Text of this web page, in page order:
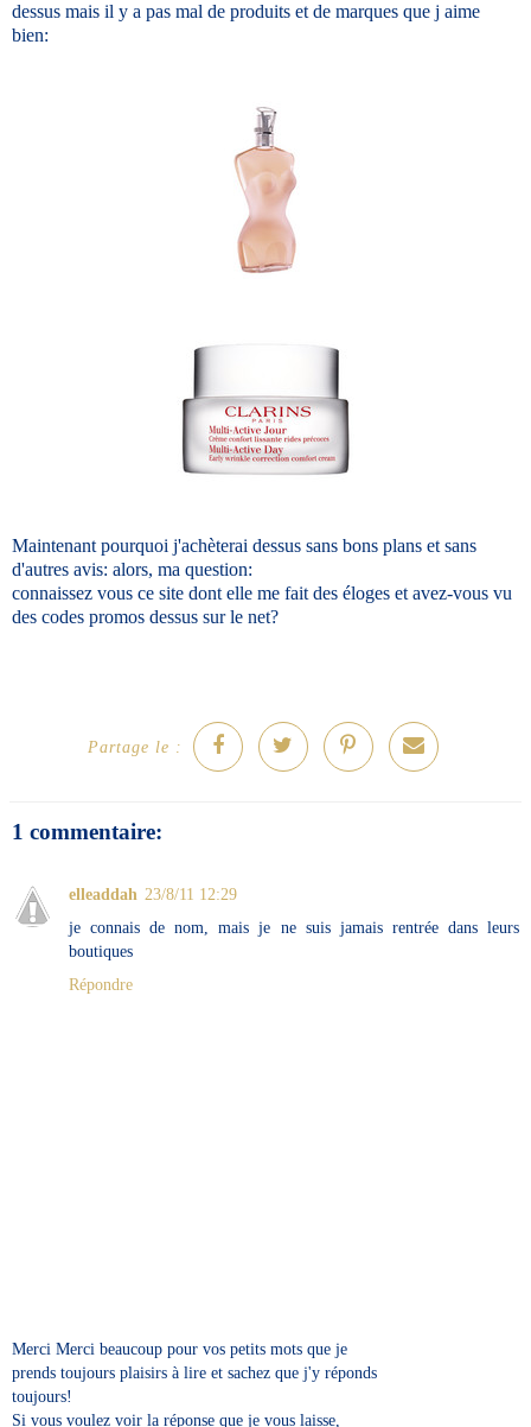
dessus mais il y a pas mal de produits et de marques que j aime
bien:
Maintenant pourquoi j'achèterai dessus sans bons plans et sans
d'autres avis: alors, ma question:
connaissez vous ce site dont elle me fait des éloges et avez-vous vu
des codes promos dessus sur le net?
Partage le :
1 commentaire:
elleaddah 23/8/11 12:29
je connais de nom, mais je ne suis jamais rentrée dans leurs
boutiques
Répondre
Merci Merci beaucoup pour vos petits mots que je
prends toujours plaisirs à lire et sachez que j'y réponds
toujours!
Si vous voulez voir la réponse que je vous laisse,